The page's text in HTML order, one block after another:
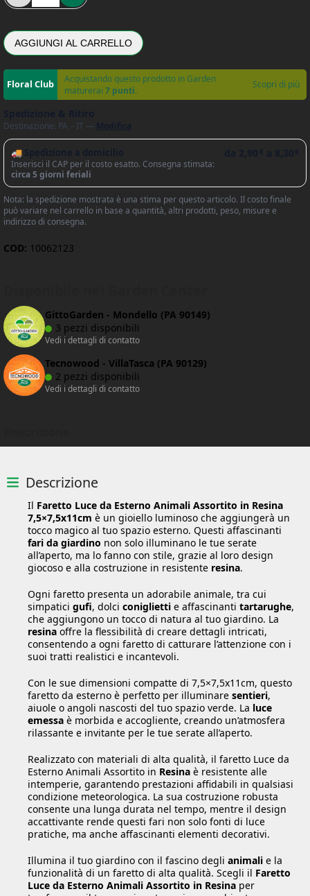
AGGIUNGI AL CARRELLO
Acquistando questo prodotto in Garden
maturerai 7 punti. Scopri di più
Destinazione: PA – IT —
🚚 Spedizione a domicilio
Inserisci il CAP per il costo esatto. Consegna stimata:
circa 5 giorni feriali
Nota: la spedizione mostrata è una stima per questo articolo. Il costo finale
può variare nel carrello in base a quantità, altri prodotti, peso, misure e
indirizzo di consegna.
COD: 10062123
GittoGarden - Mondello (PA 90149)
3 pezzi disponibili
Vedi i dettagli di contatto
Tecnowood - VillaTasca (PA 90129)
2 pezzi disponibili
Vedi i dettagli di contatto
Descrizione
Il Faretto Luce da Esterno Animali Assortito in Resina
7,5×7,5x11cm è un gioiello luminoso che aggiungerà un
tocco magico al tuo spazio esterno. Questi affascinanti
fari da giardino non solo illuminano le tue serate
all’aperto, ma lo fanno con stile, grazie al loro design
giocoso e alla costruzione in resistente resina.
Ogni faretto presenta un adorabile animale, tra cui
simpatici gufi, dolci coniglietti e affascinanti tartarughe,
che aggiungono un tocco di natura al tuo giardino. La
resina offre la flessibilità di creare dettagli intricati,
consentendo a ogni faretto di catturare l’attenzione con i
suoi tratti realistici e incantevoli.
Con le sue dimensioni compatte di 7,5×7,5x11cm, questo
faretto da esterno è perfetto per illuminare sentieri,
aiuole o angoli nascosti del tuo spazio verde. La luce
emessa è morbida e accogliente, creando un’atmosfera
rilassante e invitante per le tue serate all’aperto.
Realizzato con materiali di alta qualità, il faretto Luce da
Esterno Animali Assortito in Resina è resistente alle
intemperie, garantendo prestazioni affidabili in qualsiasi
condizione meteorologica. La sua costruzione robusta
consente una lunga durata nel tempo, mentre il design
accattivante rende questi fari non solo fonti di luce
pratiche, ma anche affascinanti elementi decorativi.
Illumina il tuo giardino con il fascino degli animali e la
funzionalità di un faretto di alta qualità. Scegli il Faretto
Luce da Esterno Animali Assortito in Resina per